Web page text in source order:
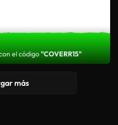
el código"COVERR15"
más